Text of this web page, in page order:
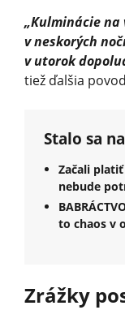
„Kulminácie
v neskorých
v utorok
tiež ďalšia
Stalo sa
Začali
nebude
to chaos v
Zrážky